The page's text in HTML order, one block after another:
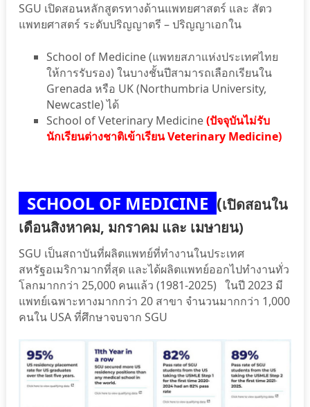
SGU เปิดสอนหลักสูตรทางด้านแพทยศาสตร์ และ สัตว
แพทยศาสตร์ ระดับปริญญาตรี – ปริญญาเอกใน
School of Medicine (แพทยสภาแห่งประเทศไทย
ให้การรับรอง) ในบางชั้นปีสามารถเลือกเรียนใน
Grenada หรือ UK (Northumbria University,
Newcastle) ได้
School of Veterinary Medicine(ปัจจุบันไม่รับ
นักเรียนต่างชาติเข้าเรียน Veterinary Medicine)
SCHOOL OF MEDICINE (เปิดสอนใน
เดือนสิงหาคม, มกราคม และ เมษายน)
SGU เป็นสถาบันที่ผลิตแพทย์ที่ทำงานในประเทศ
สหรัฐอเมริกามากที่สุด และได้ผลิตแพทย์ออกไปทำงานทั่ว
โลกมากกว่า 25,000 คนแล้ว (1981-2025) ในปี 2023 มี
แพทย์เฉพาะทางมากกว่า 20 สาขา จำนวนมากกว่า 1,000
คนใน USA ที่ศึกษาจบจาก SGU